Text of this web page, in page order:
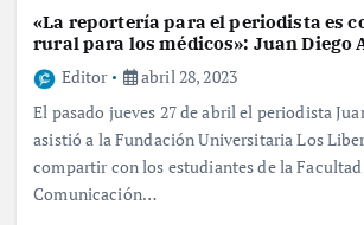
«La reportería para el periodista es
rural para los médicos»: Juan Diego
Editor
abril 28, 2023
El pasado jueves 27 de abril el periodista
asistió a la Fundación Universitaria Los
compartir con los estudiantes de la
Comunicación…